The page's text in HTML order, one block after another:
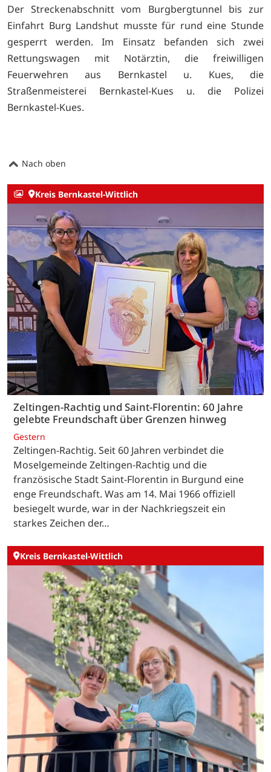
Der Streckenabschnitt vom Burgbergtunnel bis zur
Einfahrt Burg Landshut musste für rund eine Stunde
gesperrt werden. Im Einsatz befanden sich zwei
Rettungswagen mit Notärztin, die freiwilligen
Feuerwehren aus Bernkastel u. Kues, die
Straßenmeisterei Bernkastel-Kues u. die Polizei
Bernkastel-Kues.
Nach oben
Kreis Bernkastel-Wittlich
Zeltingen-Rachtig und Saint-Florentin: 60 Jahre
gelebte Freundschaft über Grenzen hinweg
Gestern
Zeltingen-Rachtig. Seit 60 Jahren verbindet die
Moselgemeinde Zeltingen-Rachtig und die
französische Stadt Saint-Florentin in Burgund eine
enge Freundschaft. Was am 14. Mai 1966 offiziell
besiegelt wurde, war in der Nachkriegszeit ein
starkes Zeichen der…
Kreis Bernkastel-Wittlich